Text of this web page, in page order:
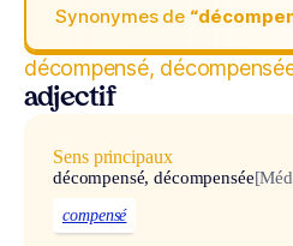
Synonymes de
décompensé,
adjectif
Sens principaux
décompensé, décompensée
compensé